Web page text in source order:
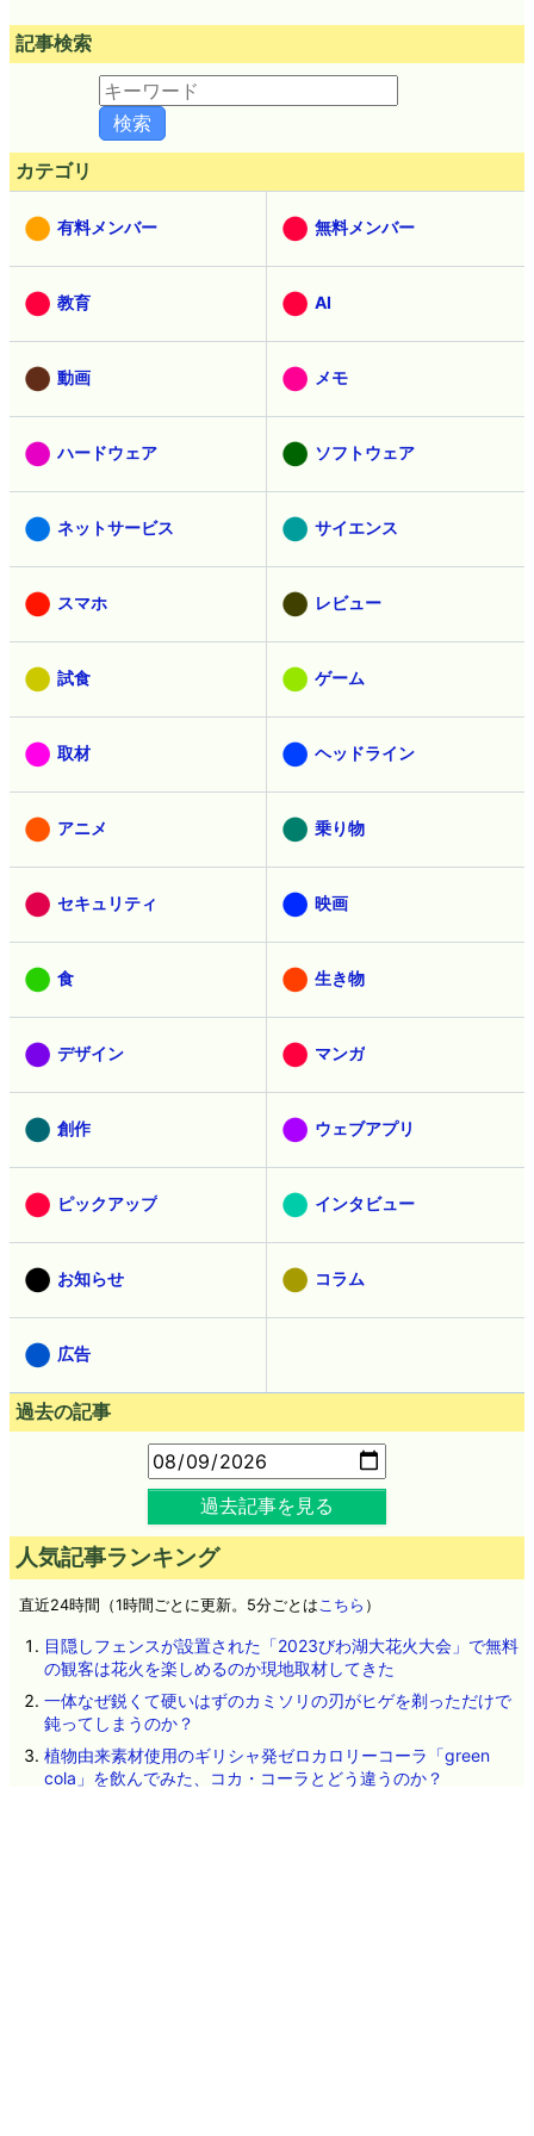
記事検索
カテゴリ
有料メンバー 無料メンバー
教育 AI
動画 メモ
ハードウェア ソフトウェア
ネットサービス サイエンス
スマホ レビュー
試食 ゲーム
取材 ヘッドライン
アニメ 乗り物
セキュリティ 映画
食 生き物
デザイン マンガ
創作 ウェブアプリ
ピックアップ インタビュー
お知らせ コラム
広告
過去の記事
過去記事を見る
人気記事ランキング
直近24時間（1時間ごとに更新。5分ごとは こちら ）
目隠しフェンスが設置された「2023びわ湖大花火大会」で無料
の観客は花火を楽しめるのか現地取材してきた
一体なぜ鋭くて硬いはずのカミソリの刃がヒゲを剃っただけで
鈍ってしまうのか？
植物由来素材使用のギリシャ発ゼロカロリーコーラ「green
cola」を飲んでみた、コカ・コーラとどう違うのか？